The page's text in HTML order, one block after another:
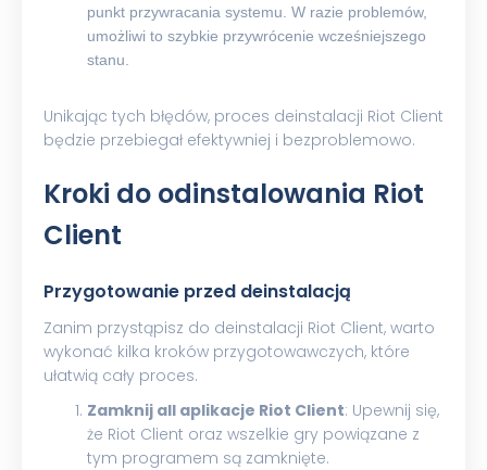
punkt przywracania systemu. W razie problemów,
umożliwi to szybkie przywrócenie wcześniejszego
stanu.
Unikając tych błędów, proces deinstalacji Riot Client
będzie przebiegał efektywniej i bezproblemowo.
Kroki do odinstalowania Riot
Client
Przygotowanie przed deinstalacją
Zanim przystąpisz do deinstalacji Riot Client, warto
wykonać kilka kroków przygotowawczych, które
ułatwią cały proces.
Zamknij all aplikacje Riot Client: Upewnij się,
że Riot Client oraz wszelkie gry powiązane z
tym programem są zamknięte.